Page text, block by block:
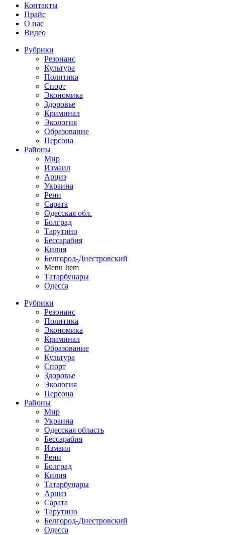
Контакты
Прайс
О нас
Видео
Рубрики
Резонанс
Культура
Политика
Спорт
Экономика
Здоровье
Криминал
Экология
Образование
Персона
Районы
Мир
Измаил
Арциз
Украина
Рени
Сарата
Одесская обл.
Болград
Тарутино
Бессарабия
Килия
Белгород-Днестровский
Menu Item
Татарбунары
Одесса
Рубрики
Резонанс
Политика
Экономика
Криминал
Образование
Культура
Спорт
Здоровье
Экология
Персона
Районы
Мир
Украина
Одесская область
Бессарабия
Измаил
Рени
Болград
Килия
Татарбунары
Арциз
Сарата
Тарутино
Белгород-Днестровский
Одесса